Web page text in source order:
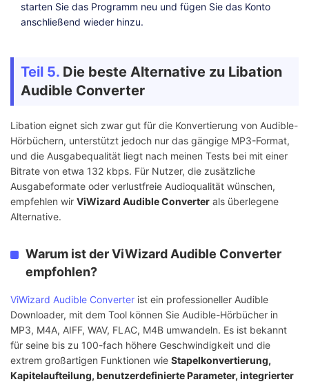
starten Sie das Programm neu und fügen Sie das Konto
anschließend wieder hinzu.
Teil 5. Die beste Alternative zu Libation
Audible Converter
Libation eignet sich zwar gut für die Konvertierung von Audible-
Hörbüchern, unterstützt jedoch nur das gängige MP3-Format,
und die Ausgabequalität liegt nach meinen Tests bei mit einer
Bitrate von etwa 132 kbps. Für Nutzer, die zusätzliche
Ausgabeformate oder verlustfreie Audioqualität wünschen,
empfehlen wir ViWizard Audible Converter als überlegene
Alternative.
Warum ist der ViWizard Audible Converter
empfohlen?
ViWizard Audible Converter ist ein professioneller Audible
Downloader, mit dem Tool können Sie Audible-Hörbücher in
MP3, M4A, AIFF, WAV, FLAC, M4B umwandeln. Es ist bekannt
für seine bis zu 100-fach höhere Geschwindigkeit und die
extrem großartigen Funktionen wie Stapelkonvertierung,
Kapitelaufteilung, benutzerdefinierte Parameter, integrierter